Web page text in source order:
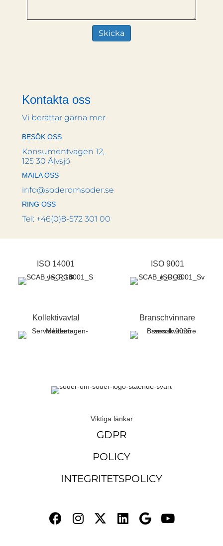
Kontakta oss
Vi berättar gärna mer
BESÖK OSS
Konsumentvägen 12,
125 30 Älvsjö
MAILA OSS
info@soderomsoder.se
RING OSS
Tel: +46(0)8-572 301 00
ISO 14001 ISO 9001
Kollektivavtal Branschvinnare
Viktiga länkar
GDPR
POLICY
INTEGRITETSPOLICY